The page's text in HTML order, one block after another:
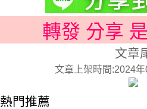
轉發 分享
文章
文章上架時間:2024
熱門推薦